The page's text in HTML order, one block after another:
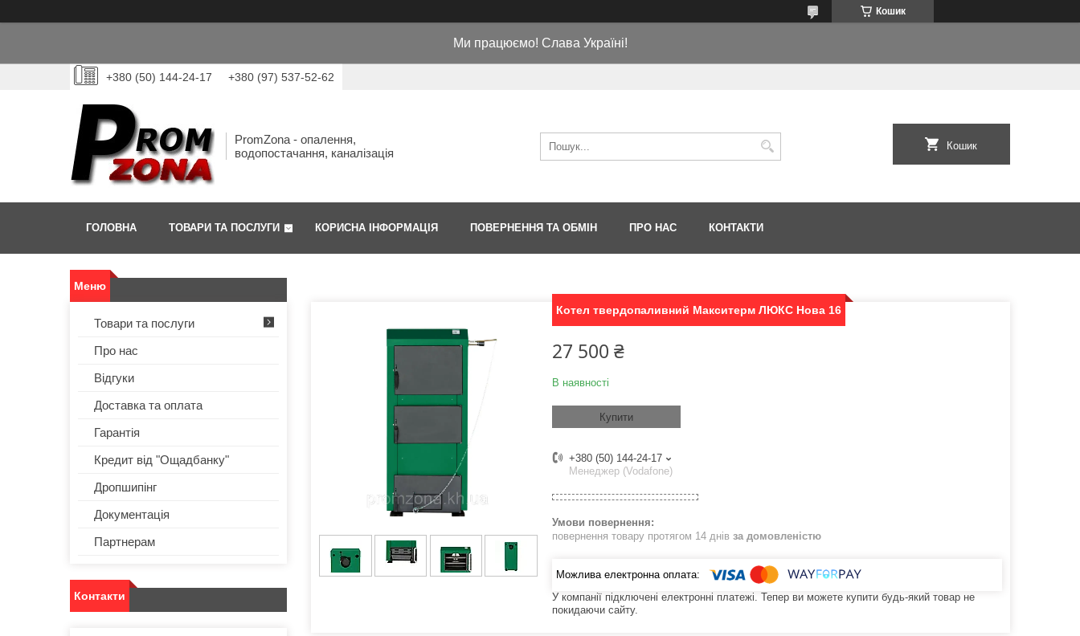
Кошик
Ми працюємо! Слава Україні!
+380 (50) 144-24-17 +380 (97) 537-52-62
PromZona - опалення,
водопостачання, каналізація
Кошик
ГОЛОВНА ТОВАРИ ТА ПОСЛУГИ КОРИСНА ІНФОРМАЦІЯ ПОВЕРНЕННЯ ТА ОБМІН ПРО НАС КОНТАКТИ
Котел твердопаливний Макситерм ЛЮКС Нова 16
27 500 ₴
В наявності
Купити
+380 (50) 144-24-17
Менеджер (Vodafone)
повернення товару протягом 14 днів за домовленістю
У компанії підключені електронні платежі. Тепер ви можете купити будь-який товар не
покидаючи сайту.
Товари та послуги
Про нас
Відгуки
Доставка та оплата
Гарантія
Кредит від "Ощадбанку"
Дропшипінг
Документація
Партнерам
Контакти